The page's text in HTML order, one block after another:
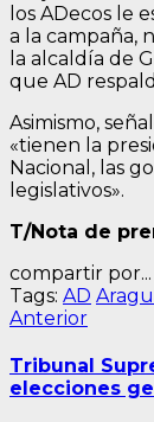
los ADecos le
a la campaña,
la alcaldía de
que AD
Asimismo,
«tienen la
Nacional, las
legislativos».
T/Nota de
compartir por...
Tags: AD
de
entradas
AnteriorEntrada
Tribunal
elecciones